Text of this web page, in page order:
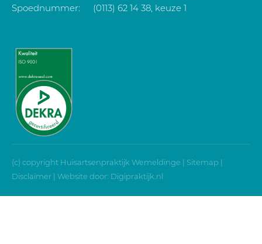
Spoednummer:
(0113) 62 14 38, keuze 1
(c) copyright Huisartsenpraktijk Wemeldinge | Sitemap
Disclaimer | Website door: Digipraktijk.nl